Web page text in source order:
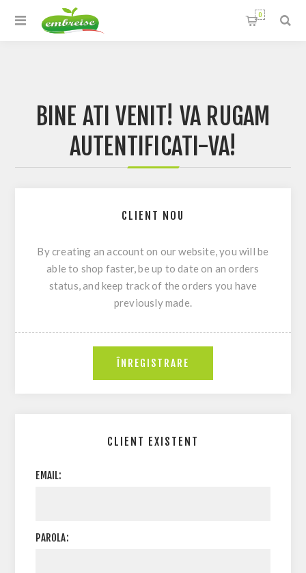
0
BINE ATI VENIT! VA RUGAM
AUTENTIFICATI-VA!
CLIENT NOU
By creating an account on our website, you will be
able to shop faster, be up to date on an orders
status, and keep track of the orders you have
previously made.
CLIENT EXISTENT
EMAIL:
PAROLA: